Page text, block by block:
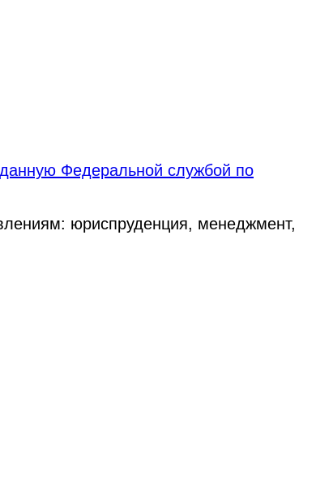
Федеральной службой по
юриспруденция, менеджмент,